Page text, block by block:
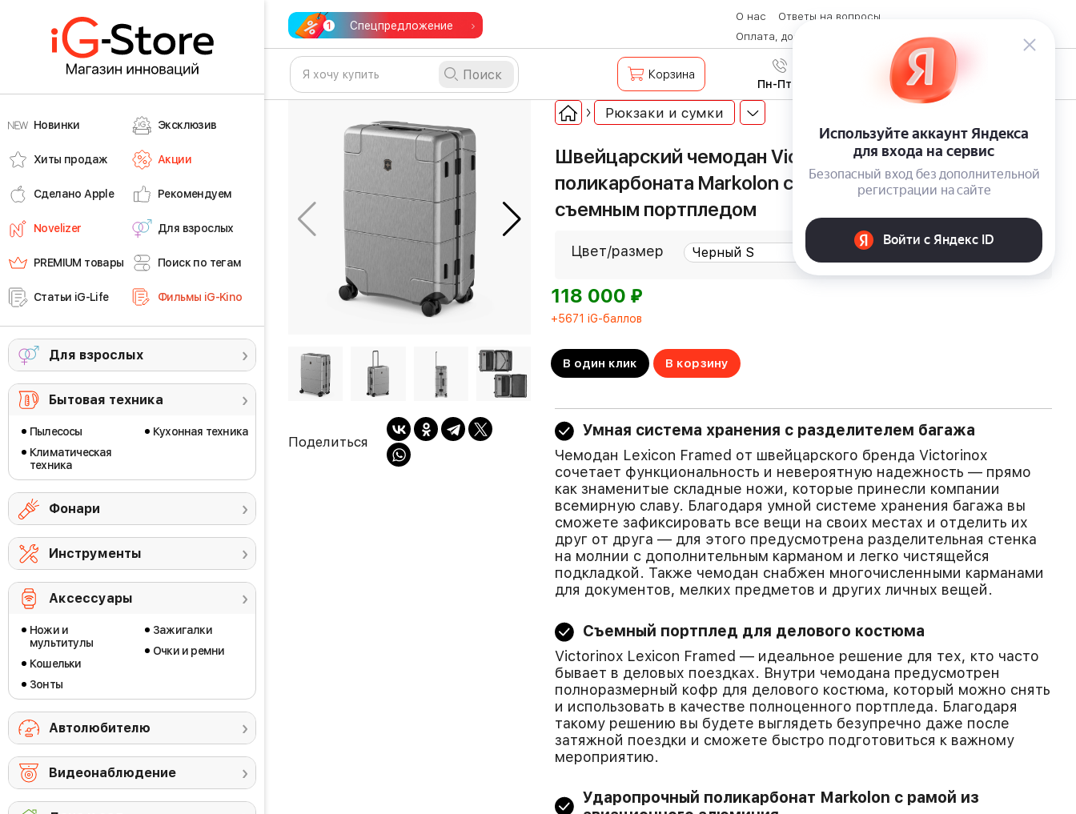
Новинки Эксклюзив
Хиты продаж Акции
Сделано Apple Рекомендуем
Novelizer Для взрослых
PREMIUM товары Поиск по тегам
Статьи iG-Life Фильмы iG-Kino
Для взрослых
Бытовая техника
Пылесосы
Климатическая
техника
Кухонная техника
Фонари
Инструменты
Аксессуары
Ножи и
мультитулы
Кошельки
Зонты
Зажигалки
Очки и ремни
Автолюбителю
Видеонаблюдение
Спецпредложение
О нас
Ответы на вопросы
Оплата, доставка и возврат товара
Контакты
Поиск Корзина 8 (800) 600-28-07
Пн-Пт с 9:00 до 19:00
Поделиться
Рюкзаки и сумки
Швейцарский чемодан Victorinox Lexicon Framed из
поликарбоната Markolon с алюминиевой рамой и
съемным портпледом
Цвет/размер
118 000 ⃏
+5671 iG-баллов
В один клик В корзину
Умная система хранения с разделителем багажа
Чемодан Lexicon Framed от швейцарского бренда Victorinox
сочетает функциональность и невероятную надежность — прямо
как знаменитые складные ножи, которые принесли компании
всемирную славу. Благодаря умной системе хранения багажа вы
сможете зафиксировать все вещи на своих местах и отделить их
друг от друга — для этого предусмотрена разделительная стенка
на молнии с дополнительным карманом и легко чистящейся
подкладкой. Также чемодан снабжен многочисленными карманами
для документов, мелких предметов и других личных вещей.
Съемный портплед для делового костюма
Victorinox Lexicon Framed — идеальное решение для тех, кто часто
бывает в деловых поездках. Внутри чемодана предусмотрен
полноразмерный кофр для делового костюма, который можно снять
и использовать в качестве полноценного портпледа. Благодаря
такому решению вы будете выглядеть безупречно даже после
затяжной поездки и сможете быстро подготовиться к важному
мероприятию.
Ударопрочный поликарбонат Markolon с рамой из